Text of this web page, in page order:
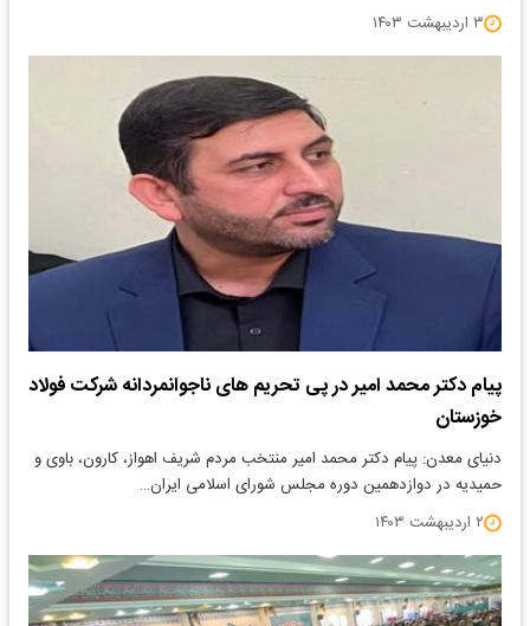
۳ اردیبهشت ۱۴۰۳
پیام دکتر محمد امیر در پی تحریم های ناجوانمردانه شرکت فولاد
خوزستان
دنیای معدن: پیام دکتر محمد امیر منتخب مردم شریف اهواز، کارون، باوی و
حمیدیه در دوازدهمین دوره مجلس شورای اسلامی ایران…
۲ اردیبهشت ۱۴۰۳